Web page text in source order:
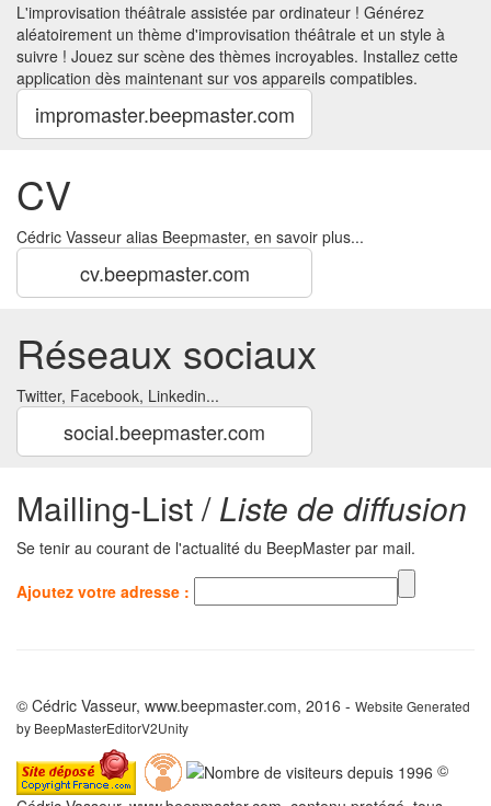
L'improvisation théâtrale assistée par ordinateur ! Générez
aléatoirement un thème d'improvisation théâtrale et un style à
suivre ! Jouez sur scène des thèmes incroyables. Installez cette
application dès maintenant sur vos appareils compatibles.
impromaster.beepmaster.com
CV
Cédric Vasseur alias Beepmaster, en savoir plus...
cv.beepmaster.com
Réseaux sociaux
Twitter, Facebook, Linkedin...
social.beepmaster.com
Mailling-List /Liste de diffusion
Se tenir au courant de l'actualité du BeepMaster par mail.
Ajoutez votre adresse :
© Cédric Vasseur, www.beepmaster.com, 2016 - Website Generated
by BeepMasterEditorV2Unity
©